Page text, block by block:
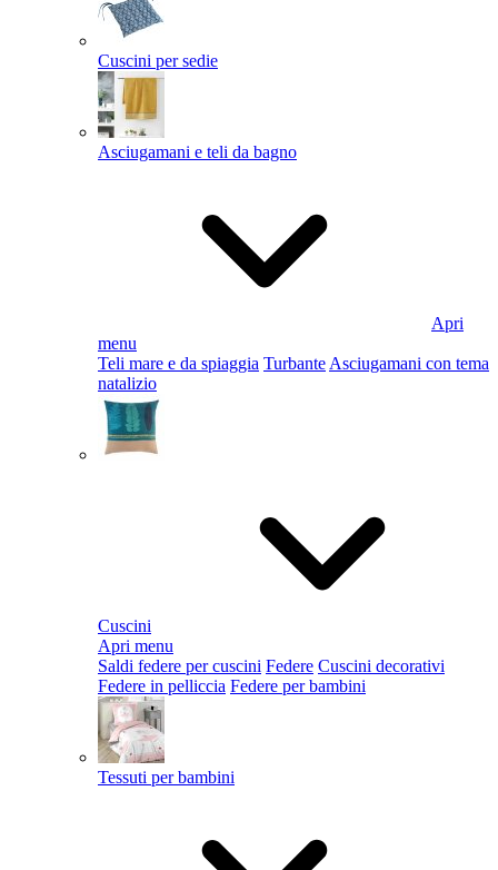
Cuscini per sedie
Asciugamani e teli da bagno
Apri
menu
Teli mare e da spiaggia Turbante Asciugamani con tema
natalizio
Cuscini
Apri menu
Saldi federe per cuscini Federe Cuscini decorativi
Federe in pelliccia Federe per bambini
Tessuti per bambini